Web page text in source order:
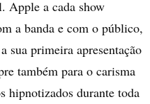
Apple a cada show
a banda e com o público,
sua primeira apresentação
também para o carisma
hipnotizados durante toda